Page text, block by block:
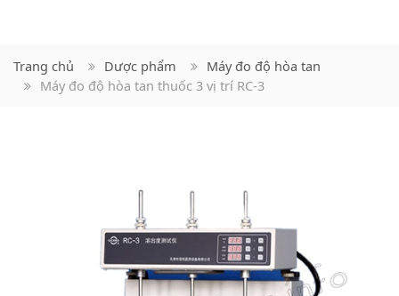
Trang chủ Dược phẩm
Máy đo độ hòa tan
Máy đo độ hòa tan thuốc 3 vị trí RC-3